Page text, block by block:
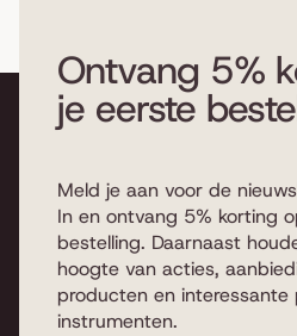
Ontvang 5%
je eerste
Meld je aan voor de
In en ontvang 5% korting
bestelling. Daarnaast
hoogte van acties,
producten en interessante
instrumenten.